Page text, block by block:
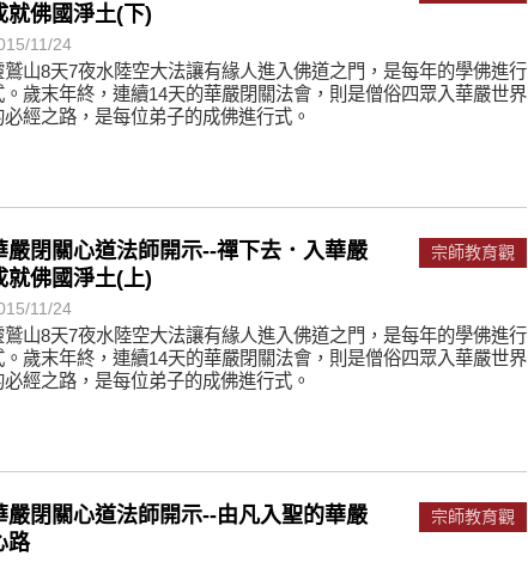
就佛國淨土(下)
11/24
鷲山8天7夜水陸空大法讓有緣人進入佛道之門，是每年的學佛進行
。歲末年終，連續14天的華嚴閉關法會，則是僧俗四眾入華嚴世界
必經之路，是每位弟子的成佛進行式。
嚴閉關心道法師開示--禪下去．入華嚴
就佛國淨土(上)
11/24
鷲山8天7夜水陸空大法讓有緣人進入佛道之門，是每年的學佛進行
。歲末年終，連續14天的華嚴閉關法會，則是僧俗四眾入華嚴世界
必經之路，是每位弟子的成佛進行式。
宗師教育觀
嚴閉關心道法師開示--由凡入聖的華嚴
路
宗師教育觀